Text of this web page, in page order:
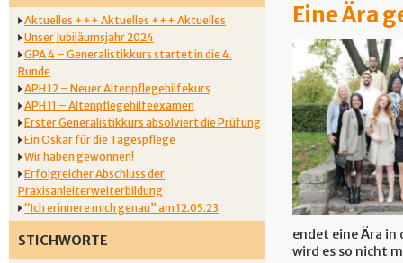
Aktuelles +++ Aktuelles +++ Aktuelles
Unser Jubiläumsjahr 2024
GPA 4 – Generalistikkurs startet in die 4.
Runde
APH 12 – Neuer Altenpflegehilfekurs
APH 11 – Altenpflegehilfeexamen
Erster Generalistikkurs absolviert die Prüfung
Ein Oskar für die Tagespflege
Wir haben gewonnen!
Erfolgreicher Abschluss der
Praxisanleiterweiterbildung
“Ich erinnere mich genau” am 12.05.23
STICHWORTE
Eine Ära
endet eine Ära
wird es so nicht